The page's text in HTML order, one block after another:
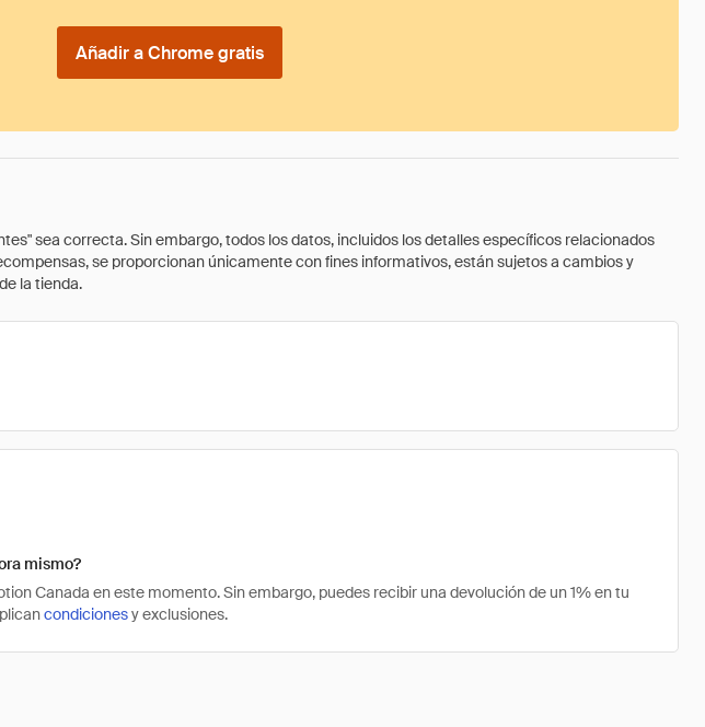
Añadir a Chrome gratis
sea correcta. Sin embargo, todos los datos, incluidos los detalles específicos relacionados
se proporcionan únicamente con fines informativos, están sujetos a cambios y
la tienda.
mismo?
Canada en este momento. Sin embargo, puedes recibir una devolución de un 1% en tu
condicionesy exclusiones.